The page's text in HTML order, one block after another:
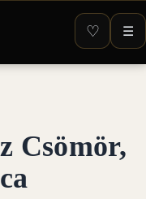
♡ ☰
Csömör,